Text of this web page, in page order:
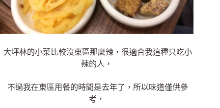
大坪林的小菜比較沒東區那麼辣，很適合我這種只吃小
辣的人，
不過我在東區用餐的時間是去年了，所以味道僅供參
考，